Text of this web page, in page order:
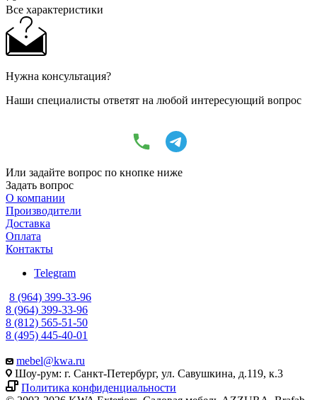
Все характеристики
Нужна консультация?
Наши специалисты ответят на любой интересующий вопрос
Или задайте вопрос по кнопке ниже
Задать вопрос
О компании
Производители
Доставка
Оплата
Контакты
Telegram
8 (964) 399-33-96
8 (964) 399-33-96
8 (812) 565-51-50
8 (495) 445-40-01
mebel@kwa.ru
Шоу-рум: г. Санкт-Петербург, ул. Савушкина, д.119, к.3
Политика конфиденциальности